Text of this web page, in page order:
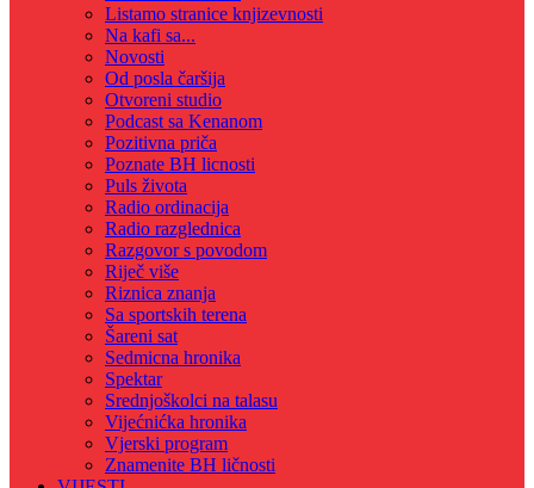
Listamo stranice knjizevnosti
Na kafi sa...
Novosti
Od posla čaršija
Otvoreni studio
Podcast sa Kenanom
Pozitivna priča
Poznate BH licnosti
Puls života
Radio ordinacija
Radio razglednica
Razgovor s povodom
Riječ više
Riznica znanja
Sa sportskih terena
Šareni sat
Sedmicna hronika
Spektar
Srednjoškolci na talasu
Vijećnićka hronika
Vjerski program
Znamenite BH ličnosti